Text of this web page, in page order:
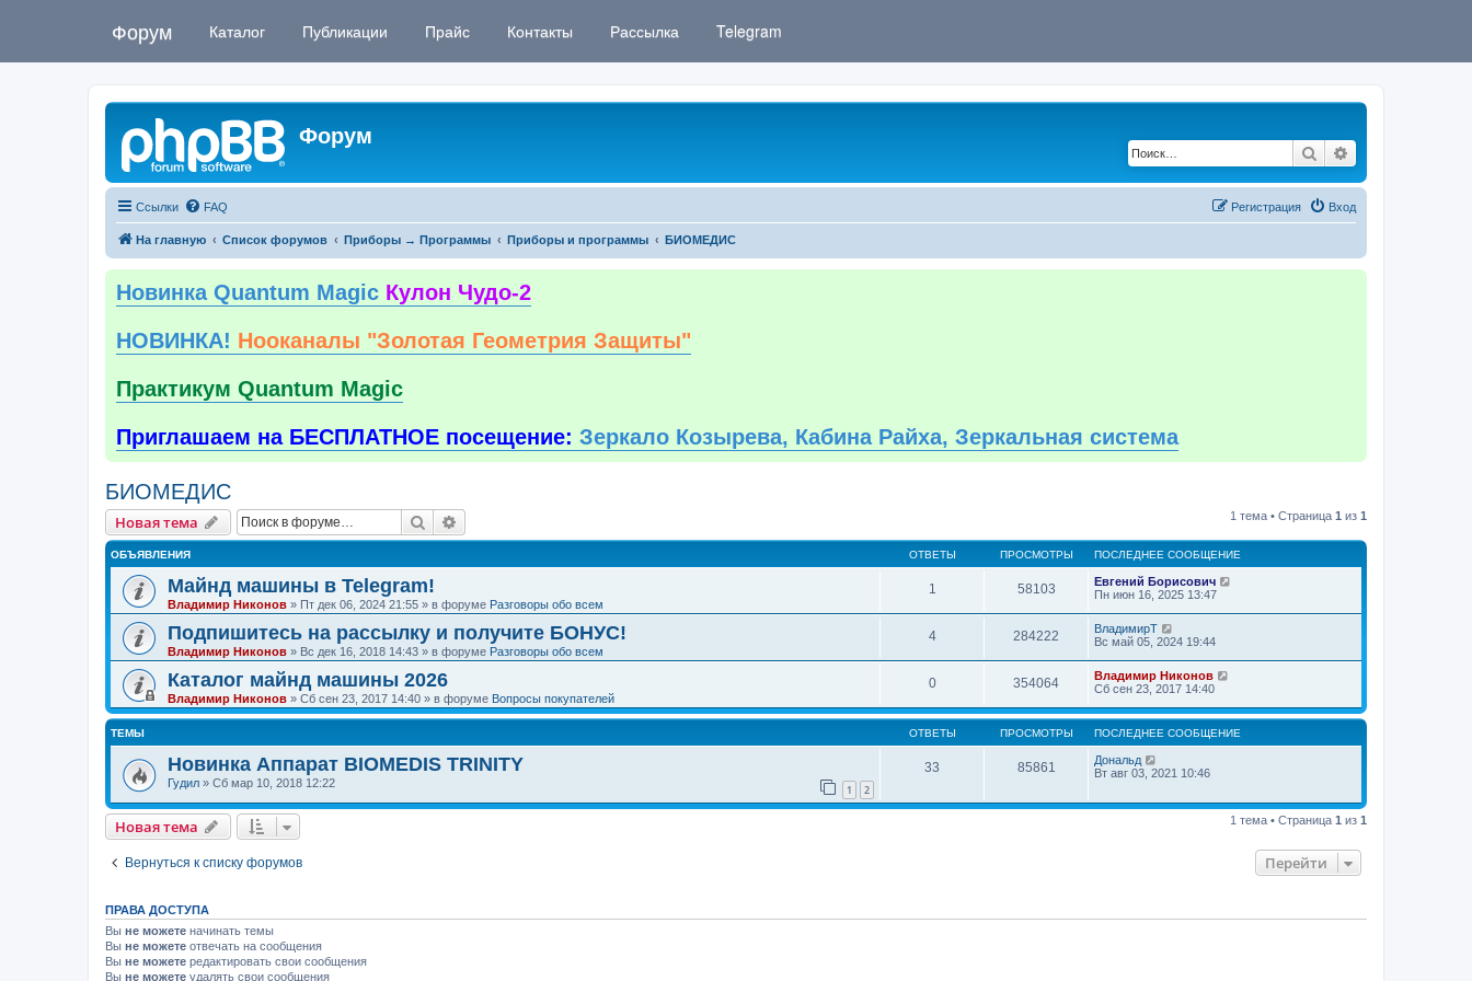
Форум Каталог Публикации Прайс Контакты Рассылка Telegram
Форум
Поиск
Ссылки FAQ Вход
Регистрация
На главную Список форумов Приборы → Программы Приборы и программы БИОМЕДИС
Новинка Quantum Magic Кулон Чудо-2
НОВИНКА! Нооканалы "Золотая Геометрия Защиты"
Практикум Quantum Magic
Приглашаем на БЕСПЛАТНОЕ посещение: Зеркало Козырева, Кабина Райха, Зеркальная система
БИОМЕДИС
Новая тема Поиск 1 тема • Страница 1 из 1
ОБЪЯВЛЕНИЯ ОТВЕТЫ ПРОСМОТРЫ ПОСЛЕДНЕЕ СООБЩЕНИЕ
Майнд машины в Telegram!
Владимир Никонов » Пт дек 06, 2024 21:55 » в форуме Разговоры обо всем
1 58103
Евгений Борисович
Пн июн 16, 2025 13:47
Подпишитесь на рассылку и получите БОНУС!
Владимир Никонов » Вс дек 16, 2018 14:43 » в форуме Разговоры обо всем
4 284222
ВладимирТ
Вс май 05, 2024 19:44
Каталог майнд машины 2026
Владимир Никонов » Сб сен 23, 2017 14:40 » в форуме Вопросы покупателей
0 354064
Владимир Никонов
Сб сен 23, 2017 14:40
ТЕМЫ ОТВЕТЫ ПРОСМОТРЫ ПОСЛЕДНЕЕ СООБЩЕНИЕ
Новинка Аппарат BIOMEDIS TRINITY
Гудил » Сб мар 10, 2018 12:22 1 2
33 85861
Дональд
Вт авг 03, 2021 10:46
Новая тема 1 тема • Страница 1 из 1
Вернуться к списку форумов Перейти
ПРАВА ДОСТУПА
Вы не можете начинать темы
Вы не можете отвечать на сообщения
Вы не можете редактировать свои сообщения
Вы не можете удалять свои сообщения